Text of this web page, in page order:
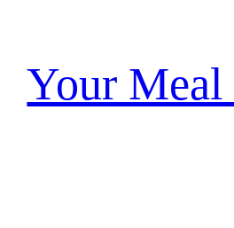
treściYour Meal